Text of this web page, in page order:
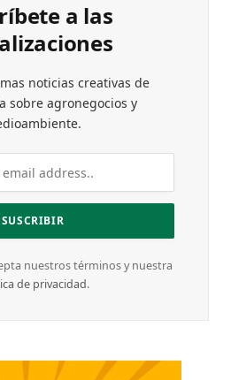
a las
noticias creativas de
sobre agronegocios y
nuestros términos y nuestra
de privacidad.